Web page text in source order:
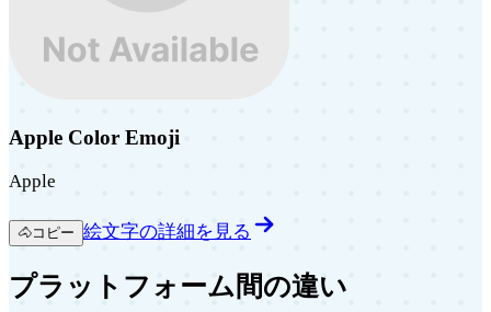
Apple Color Emoji
Apple
🐴コピー 絵文字の詳細を見る
プラットフォーム間の違い